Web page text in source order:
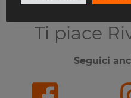
Ti piace
Seguici